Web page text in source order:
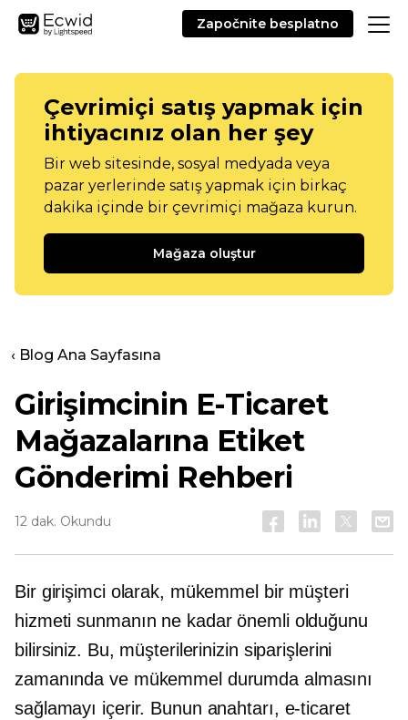
Započnite besplatno
Çevrimiçi satış yapmak için
ihtiyacınız olan her şey
Bir web sitesinde, sosyal medyada veya
pazar yerlerinde satış yapmak için birkaç
dakika içinde bir çevrimiçi mağaza kurun.
Mağaza oluştur
‹ Blog Ana Sayfasına
Girişimcinin E-Ticaret
Mağazalarına Etiket
Gönderimi Rehberi
12 dak. Okundu
Bir girişimci olarak, mükemmel bir müşteri
hizmeti sunmanın ne kadar önemli olduğunu
bilirsiniz. Bu, müşterilerinizin siparişlerini
zamanında ve mükemmel durumda almasını
sağlamayı içerir. Bunun anahtarı, e-ticaret